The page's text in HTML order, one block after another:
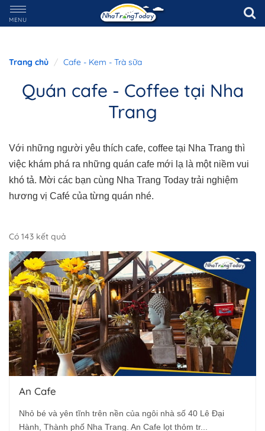
MENU
Trang chủ Cafe - Kem - Trà sữa
Quán cafe - Coffee tại Nha
Trang
Với những người yêu thích cafe, coffee tại Nha Trang thì
việc khám phá ra những quán cafe mới lạ là một niềm vui
khó tả. Mời các bạn cùng Nha Trang Today trải nghiệm
hương vị Café của từng quán nhé.
Có 143 kết quả
An Cafe
Nhỏ bé và yên tĩnh trên nền của ngôi nhà số 40 Lê Đại
Hành, Thành phố Nha Trang. An Cafe lọt thỏm tr...